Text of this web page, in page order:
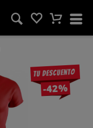
Tu descuento
-42%